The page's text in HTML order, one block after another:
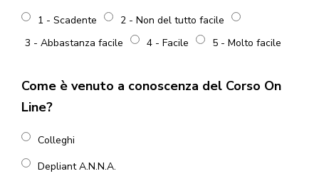
1 - Scadente
2 - Non del tutto facile
3 - Abbastanza facile
4 - Facile 5 - Molto facile
Come è venuto a conoscenza del Corso On
Line?
Colleghi
Depliant A.N.N.A.